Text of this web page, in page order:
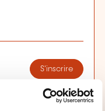
S'inscrire